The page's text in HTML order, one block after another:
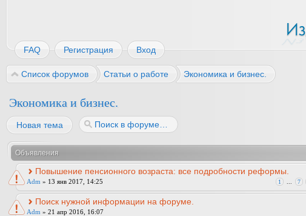
FAQ Регистрация Вход
Список форумов Статьи о работе Экономика и бизнес.
Экономика и бизнес.
Новая тема
Объявления
Повышение пенсионного возраста: все подробности реформы.
1 7
Adm » 13 янв 2017, 14:25
Поиск нужной информации на форуме.
Adm » 21 апр 2016, 16:07